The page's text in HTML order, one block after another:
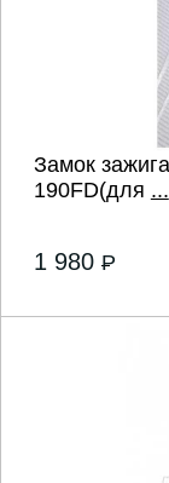
Замок
190FD(для ...
1 980 P